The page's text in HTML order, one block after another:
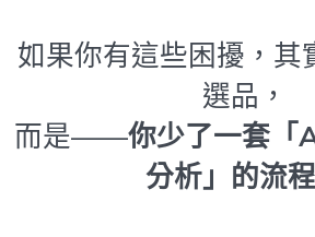
如果你有這些困擾，其
選品，
而是——你少了一套「
分析」的流